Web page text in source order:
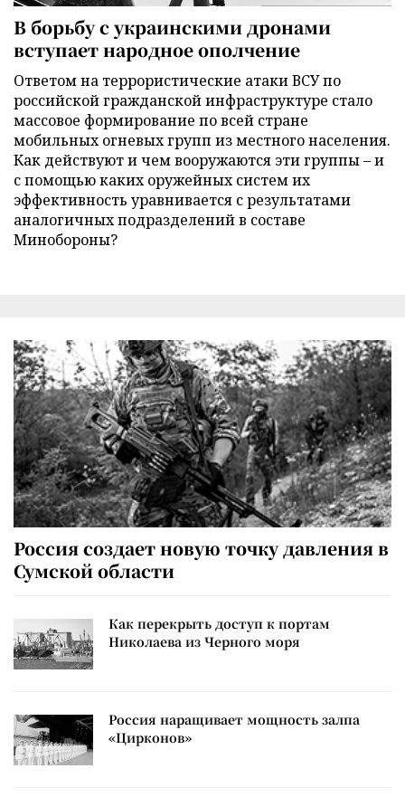
В борьбу с украинскими дронами
вступает народное ополчение
Ответом на террористические атаки ВСУ по
российской гражданской инфраструктуре стало
массовое формирование по всей стране
мобильных огневых групп из местного населения.
Как действуют и чем вооружаются эти группы – и
с помощью каких оружейных систем их
эффективность уравнивается с результатами
аналогичных подразделений в составе
Минобороны?
Россия создает новую точку давления в
Сумской области
Как перекрыть доступ к портам
Николаева из Черного моря
Россия наращивает мощность залпа
«Цирконов»